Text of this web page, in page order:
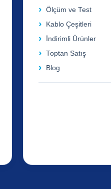
Ölçüm ve Test
Kablo Çeşitleri
İndirimli Ürünler
Toptan Satış
Blog